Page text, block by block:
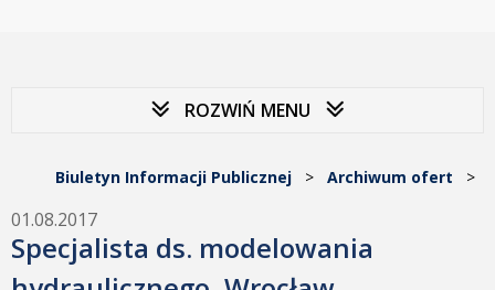
ROZWIŃ MENU
Biuletyn Informacji Publicznej > Archiwum ofert >
01.08.2017
Specjalista ds. modelowania